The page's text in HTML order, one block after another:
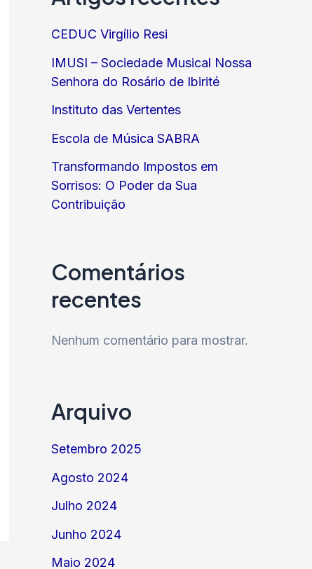
CEDUC Virgílio Resi
IMUSI – Sociedade Musical Nossa
Senhora do Rosário de Ibirité
Instituto das Vertentes
Escola de Música SABRA
Transformando Impostos em
Sorrisos: O Poder da Sua
Contribuição
Comentários
recentes
Nenhum comentário para mostrar.
Arquivo
Setembro 2025
Agosto 2024
Julho 2024
Junho 2024
Maio 2024